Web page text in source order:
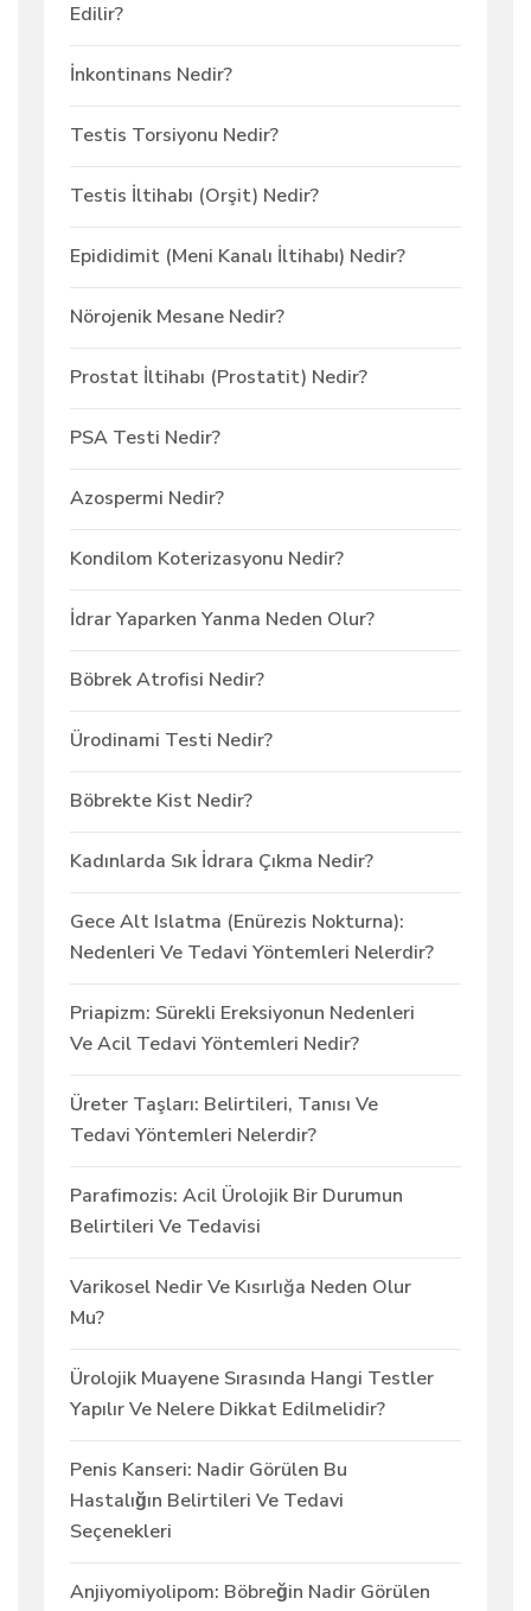
Edilir?
İnkontinans Nedir?
Testis Torsiyonu Nedir?
Testis İltihabı (Orşit) Nedir?
Epididimit (Meni Kanalı İltihabı) Nedir?
Nörojenik Mesane Nedir?
Prostat İltihabı (Prostatit) Nedir?
PSA Testi Nedir?
Azospermi Nedir?
Kondilom Koterizasyonu Nedir?
İdrar Yaparken Yanma Neden Olur?
Böbrek Atrofisi Nedir?
Ürodinami Testi Nedir?
Böbrekte Kist Nedir?
Kadınlarda Sık İdrara Çıkma Nedir?
Gece Alt Islatma (Enürezis Nokturna):
Nedenleri Ve Tedavi Yöntemleri Nelerdir?
Priapizm: Sürekli Ereksiyonun Nedenleri
Ve Acil Tedavi Yöntemleri Nedir?
Üreter Taşları: Belirtileri, Tanısı Ve
Tedavi Yöntemleri Nelerdir?
Parafimozis: Acil Ürolojik Bir Durumun
Belirtileri Ve Tedavisi
Varikosel Nedir Ve Kısırlığa Neden Olur
Mu?
Ürolojik Muayene Sırasında Hangi Testler
Yapılır Ve Nelere Dikkat Edilmelidir?
Penis Kanseri: Nadir Görülen Bu
Hastalığın Belirtileri Ve Tedavi
Seçenekleri
Anjiyomiyolipom: Böbreğin Nadir Görülen